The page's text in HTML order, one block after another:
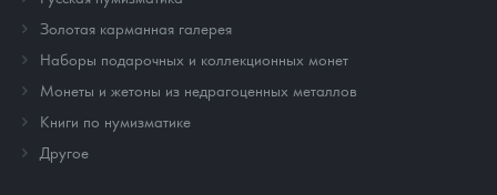
Золотая карманная галерея
Наборы подарочных и коллекционных монет
Монеты и жетоны из недрагоценных металлов
Книги по нумизматике
Другое